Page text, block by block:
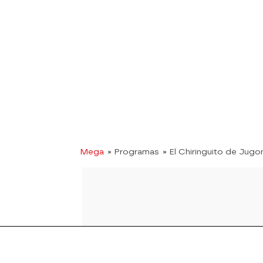
Mega » Programas » El Chiringuito de